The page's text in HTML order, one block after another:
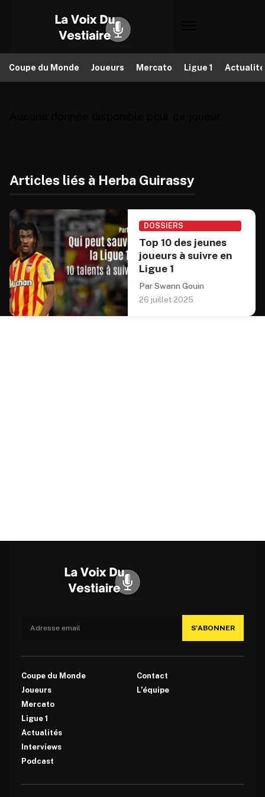
Coupe du Monde Joueurs Mercato Ligue 1
Articles liés à Herba Guirassy
DOSSIERS
Top 10 des jeunes
joueurs à suivre en
Ligue 1
Par Swann Gouin
26 juillet 2025
S'ABONNER
Coupe du Monde
Joueurs
Mercato
Ligue 1
Actualités
Interviews
Podcast
Contact
L’équipe